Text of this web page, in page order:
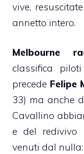
vive,
annetto intero.
Melbourne
classifica
precede Felipe
33) ma anche
Cavallino
e del redivivo
venuti dal